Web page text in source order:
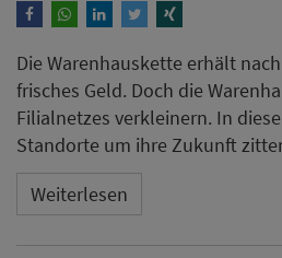
Die Warenhauskette erhält
frisches Geld. Doch die
Filialnetzes verkleinern. In
Standorte um ihre Zukunft
Weiterlesen